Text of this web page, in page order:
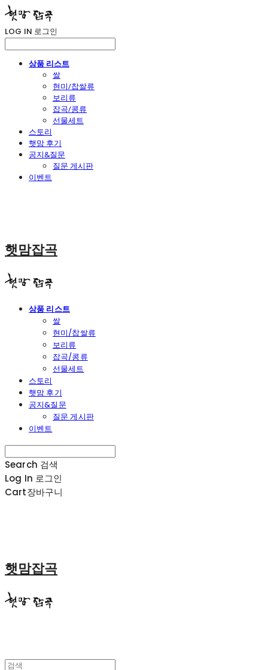
LOG IN 로그인
상품 리스트
쌀
현미/찹쌀류
보리류
잡곡/콩류
선물세트
스토리
햇맘 후기
공지&질문
질문 게시판
이벤트
햇맘잡곡
상품 리스트
쌀
현미/찹쌀류
보리류
잡곡/콩류
선물세트
스토리
햇맘 후기
공지&질문
질문 게시판
이벤트
Search 검색
Log In 로그인
Cart장바구니
햇맘잡곡